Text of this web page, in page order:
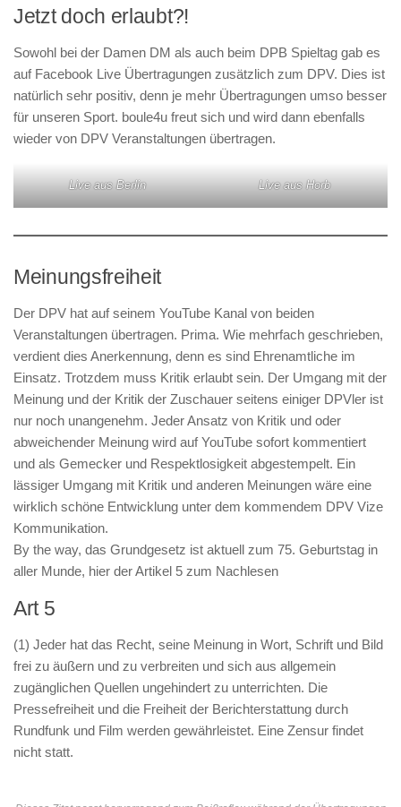
Jetzt doch erlaubt?!
Sowohl bei der Damen DM als auch beim DPB Spieltag gab es
auf Facebook Live Übertragungen zusätzlich zum DPV. Dies ist
natürlich sehr positiv, denn je mehr Übertragungen umso besser
für unseren Sport. boule4u freut sich und wird dann ebenfalls
wieder von DPV Veranstaltungen übertragen.
Live aus Berlin Live aus Horb
Meinungsfreiheit
Der DPV hat auf seinem YouTube Kanal von beiden
Veranstaltungen übertragen. Prima. Wie mehrfach geschrieben,
verdient dies Anerkennung, denn es sind Ehrenamtliche im
Einsatz. Trotzdem muss Kritik erlaubt sein. Der Umgang mit der
Meinung und der Kritik der Zuschauer seitens einiger DPVler ist
nur noch unangenehm. Jeder Ansatz von Kritik und oder
abweichender Meinung wird auf YouTube sofort kommentiert
und als Gemecker und Respektlosigkeit abgestempelt. Ein
lässiger Umgang mit Kritik und anderen Meinungen wäre eine
wirklich schöne Entwicklung unter dem kommendem DPV Vize
Kommunikation.
By the way, das Grundgesetz ist aktuell zum 75. Geburtstag in
aller Munde, hier der Artikel 5 zum Nachlesen
Art 5
(1) Jeder hat das Recht, seine Meinung in Wort, Schrift und Bild
frei zu äußern und zu verbreiten und sich aus allgemein
zugänglichen Quellen ungehindert zu unterrichten. Die
Pressefreiheit und die Freiheit der Berichterstattung durch
Rundfunk und Film werden gewährleistet. Eine Zensur findet
nicht statt.